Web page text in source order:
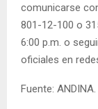
comunicarse
801-12-100 o
6:00 p.m. o
oficiales en
Fuente: ANDINA.